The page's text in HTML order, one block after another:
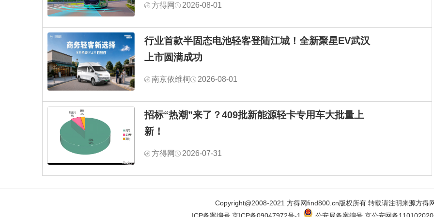
方得网 2026-08-01
行业首款半固态电池轻客登陆江城！全新聚星EV武汉
上市圆满成功
南京依维柯 2026-08-01
招标“热潮”来了？409批新能源轻卡专用车大批量上
新！
方得网 2026-07-31
Copyright@2008-2021 方得网find800.cn版权所有 转载请注明来源方得